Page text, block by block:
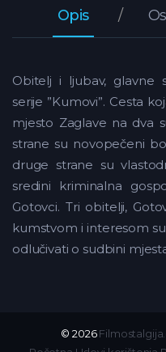
Opis
Obitelj i ljubav, glavne
serije ”Kumovi”. Cesta
mjesto Zaglave na dva
strane su novopečeni
druge strane su
sredini kriminalna
Gotovci. Tri obitelji,
kumstvom i interesom
odlučivati o sudbini
© 2026